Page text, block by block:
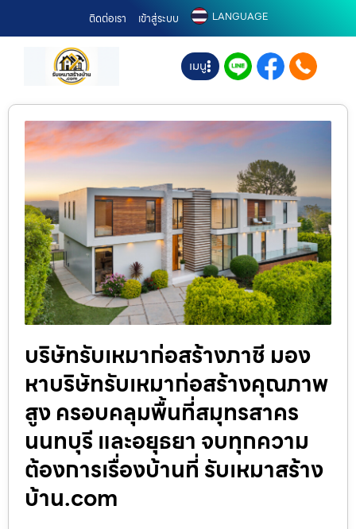
ติดต่อเรา เข้าสู่ระบบ LANGUAGE
เมนู
บริษัทรับเหมาก่อสร้างภาชี มอง
หาบริษัทรับเหมาก่อสร้างคุณภาพ
สูง ครอบคลุมพื้นที่สมุทรสาคร
นนทบุรี และอยุธยา จบทุกความ
ต้องการเรื่องบ้านที่ รับเหมาสร้าง
บ้าน.com